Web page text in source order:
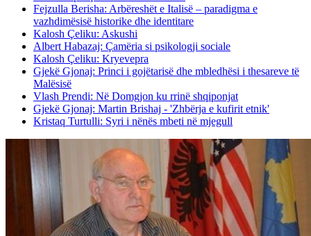
Fejzulla Berisha: Arbëreshët e Italisë – paradigma e
vazhdimësisë historike dhe identitare
Kalosh Çeliku: Askushi
Albert Habazaj: Çamëria si psikologji sociale
Kalosh Çeliku: Kryevepra
Gjekë Gjonaj: Princi i gojëtarisë dhe mbledhësi i thesareve të
Malësisë
Vlash Prendi: Në Domgjon ku rrinë shqiponjat
Gjekë Gjonaj: Martin Brishaj - 'Zhbërja e kufirit etnik'
Kristaq Turtulli: Syri i nënës mbeti në mjegull